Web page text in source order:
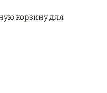
корзину для